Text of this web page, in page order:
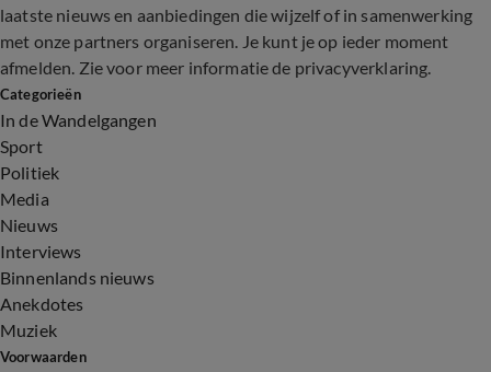
laatste nieuws en aanbiedingen die wijzelf of in samenwerking
met onze partners organiseren. Je kunt je op ieder moment
afmelden. Zie voor meer informatie de privacyverklaring.
Categorieën
In de Wandelgangen
Sport
Politiek
Media
Nieuws
Interviews
Binnenlands nieuws
Anekdotes
Muziek
Voorwaarden